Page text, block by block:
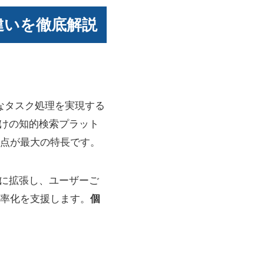
を徹底解説
スク処理を実現する
の知的検索プラット
が最大の特長です。
拡張し、ユーザーご
化を支援します。 個